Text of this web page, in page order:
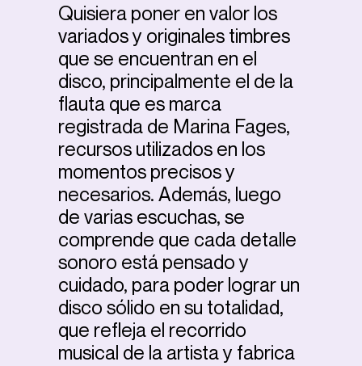
Quisiera poner en valor los
variados y originales timbres
que se encuentran en el
disco, principalmente el de la
flauta que es marca
registrada de Marina Fages,
recursos utilizados en los
momentos precisos y
necesarios. Además, luego
de varias escuchas, se
comprende que cada detalle
sonoro está pensado y
cuidado, para poder lograr un
disco sólido en su totalidad,
que refleja el recorrido
musical de la artista y fabrica